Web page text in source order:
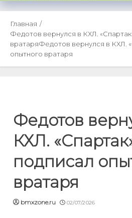
Главная
Федотов вернулся в КХЛ.
вратаряФедотов вернулся в КХЛ.
опытного вратаря
Федотов
КХЛ.
подписал
вратаря
bmxzone.ru 02/07/2026